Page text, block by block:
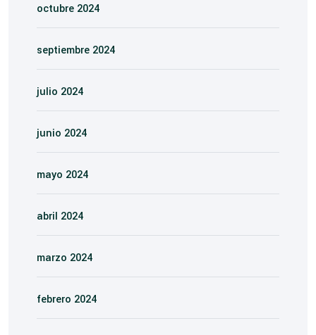
octubre 2024
septiembre 2024
julio 2024
junio 2024
mayo 2024
abril 2024
marzo 2024
febrero 2024